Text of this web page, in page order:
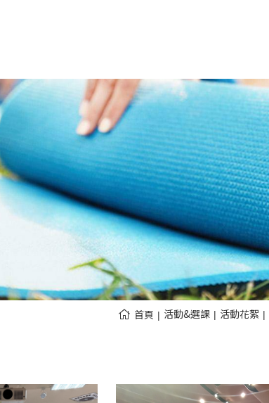
首頁 活動&選課 活動花絮